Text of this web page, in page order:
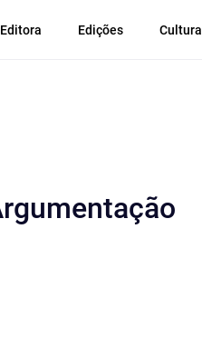
Editora Edições Cultura